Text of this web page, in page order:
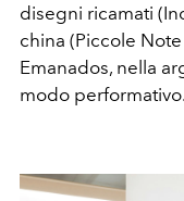
disegni ricamati
china (Piccole
Emanados, nella
modo performativo.